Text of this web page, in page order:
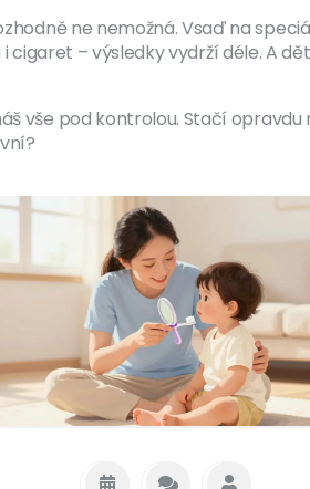
ne nemožná. Vsaď na
cigaret – výsledky vydrží déle. A
vše pod kontrolou. Stačí